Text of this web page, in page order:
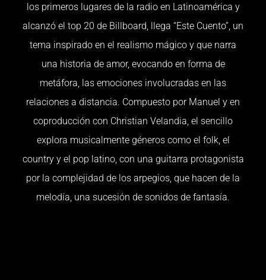
los primeros lugares de la radio en Latinoamérica y
alcanzó el top 20 de Billboard, llega “Este Cuento”, un
tema inspirado en el realismo mágico y que narra
una historia de amor, evocando en forma de
metáfora, las emociones involucradas en las
relaciones a distancia. Compuesto por Manuel y en
coproducción con Christian Velandia, el sencillo
explora musicalmente géneros como el folk, el
country y el pop latino, con una guitarra protagonista
por la complejidad de los arpegios, que hacen de la
melodía, una sucesión de sonidos de fantasía.